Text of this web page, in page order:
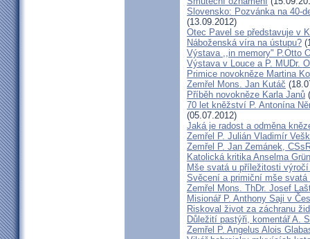
Slovensko: Pozvánka na 40-
(13.09.2012)
Otec Pavel se představuje v
Náboženská víra na ústupu?
Výstava ,,in memory" P.Otto
Výstava v Louce a P. MUDr.
Primice novokněze Martina
Zemřel Mons. Jan Kutáč
Příběh novokněze Karla Janů
70 let kněžství P. Antonína
(05.07.2012)
Jaká je radost a odměna
Zemřel P. Julián Vladimír
Zemřel P. Jan Zemánek,
Katolická kritika Anselma
Mše svatá u příležitosti
Svěcení a primiční mše
Zemřel Mons. ThDr. Josef
Misionář P. Anthony Saji v
Riskoval život za záchranu
Důležití pastýři, komentář A.
Zemřel P. Angelus Alois